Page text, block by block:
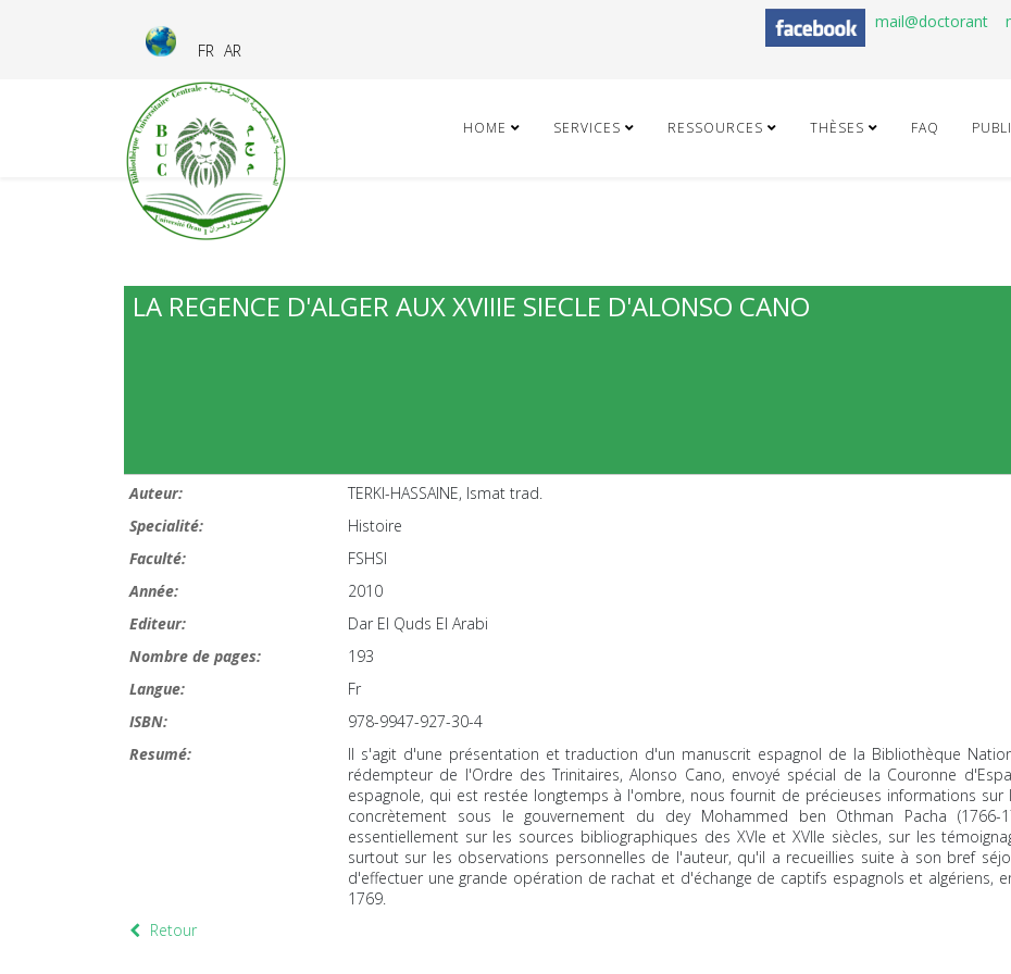
FR AR
mail@doctorant
HOME SERVICES RESSOURCES THÈSES FAQ
LA REGENCE D'ALGER AUX XVIIIE SIECLE D'ALONSO CANO
Auteur:
TERKI-HASSAINE, Ismat trad.
Specialité:
Histoire
Faculté:
FSHSI
Année:
2010
Editeur:
Dar El Quds El Arabi
Nombre de pages:
193
Langue:
Fr
ISBN:
978-9947-927-30-4
Resumé:
Il s'agit d'une présentation et traduction d'un manuscrit espagnol de la Bibliothèque
rédempteur de l'Ordre des Trinitaires, Alonso Cano, envoyé spécial de la Couronne
espagnole, qui est restée longtemps à l'ombre, nous fournit de précieuses informations sur
concrètement sous le gouvernement du dey Mohammed ben Othman Pacha (1766-
essentiellement sur les sources bibliographiques des XVIe et XVIIe siècles, sur les
surtout sur les observations personnelles de l'auteur, qu'il a recueillies suite à son bref
d'effectuer une grande opération de rachat et d'échange de captifs espagnols et algériens,
1769.
Retour